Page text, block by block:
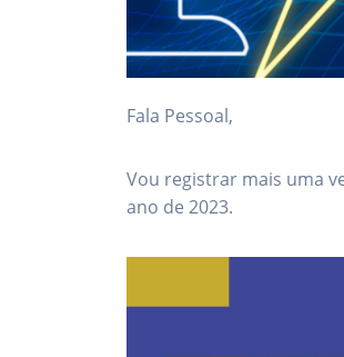
Fala Pessoal,
Vou registrar mais uma
ano de 2023.